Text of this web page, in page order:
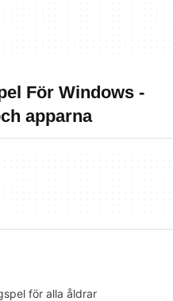
För Windows -
apparna
för alla åldrar